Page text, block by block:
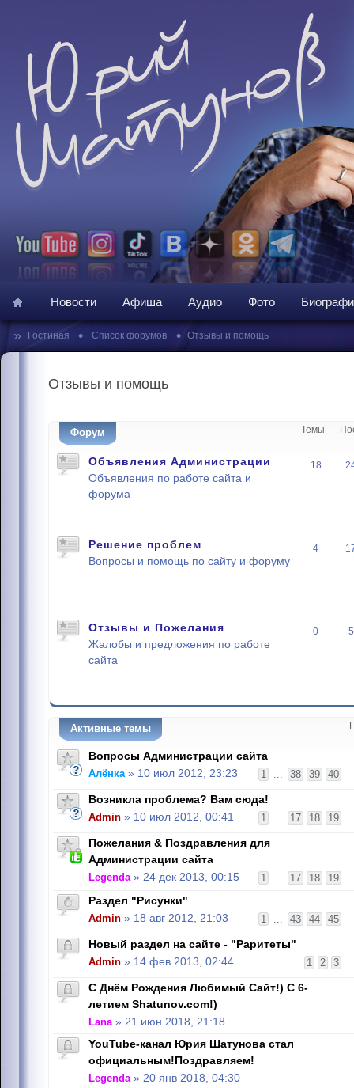
Новости Афиша Аудио Фото
» Гостиная • Список форумов • Отзывы и помощь
Отзывы и помощь
Форум Темы
Объявления Администрации
Объявления по работе сайта и
форума
18
Решение проблем
Вопросы и помощь по сайту и форуму
4
Отзывы и Пожелания
Жалобы и предложения по работе
сайта
0
Активные темы
Вопросы Администрации сайта
1 ... 38 39 40
Алёнка» 10 июл 2012, 23:23
Возникла проблема? Вам сюда!
1 ... 17 18 19
Admin » 10 июл 2012, 00:41
Пожелания & Поздравления для
Администрации сайта
1 ... 17 18 19
Legenda» 24 дек 2013, 00:15
Раздел "Рисунки"
1 ... 43 44 45
Admin » 18 авг 2012, 21:03
Новый раздел на сайте - "Раритеты"
1 2 3
Admin » 14 фев 2013, 02:44
С Днём Рождения Любимый Сайт!) С 6-
летием Shatunov.com!)
Lana» 21 июн 2018, 21:18
YouTube-канал Юрия Шатунова стал
официальным!Поздравляем!
Legenda» 20 янв 2018, 04:30